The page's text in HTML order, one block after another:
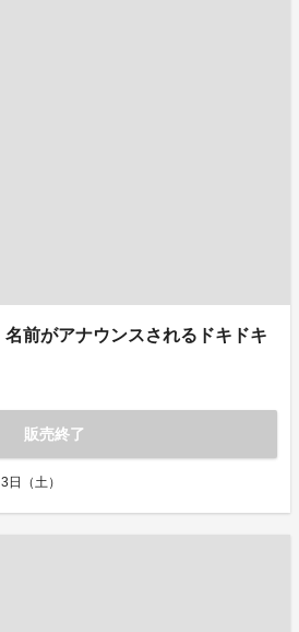
名前がアナウンスされるドキドキ
販売終了
（土）